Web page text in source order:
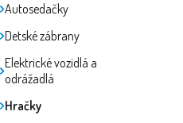
Autosedačky
Detské zábrany
Elektrické vozidlá a
odrážadlá
Hračky